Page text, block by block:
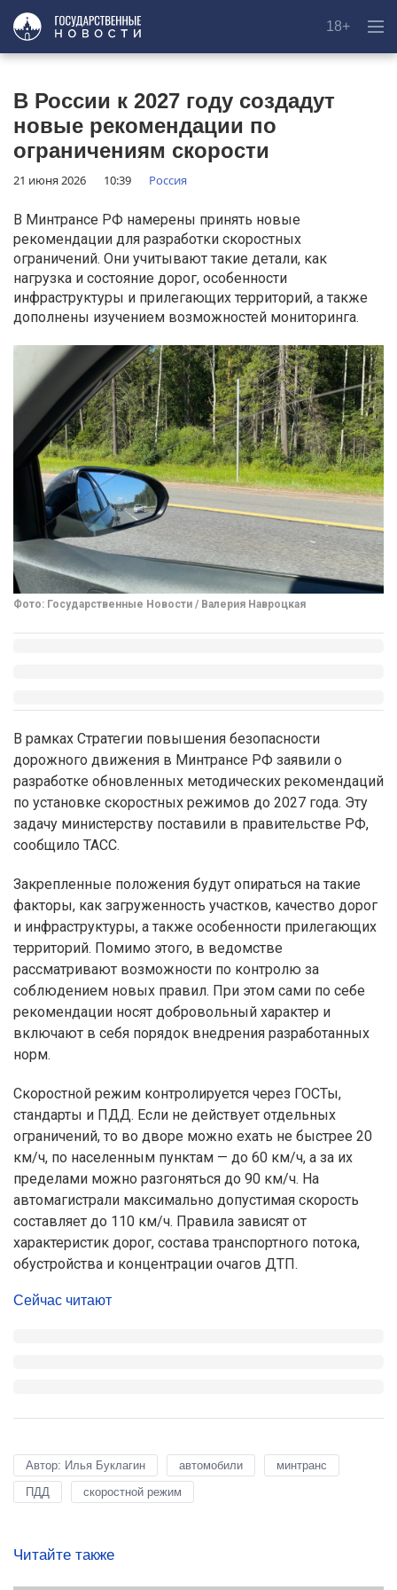
18+
В России к 2027 году создадут
новые рекомендации по
ограничениям скорости
21 июня 2026 10:39 Россия
В Минтрансе РФ намерены принять новые
рекомендации для разработки скоростных
ограничений. Они учитывают такие детали, как
нагрузка и состояние дорог, особенности
инфраструктуры и прилегающих территорий, а также
дополнены изучением возможностей мониторинга.
Фото: Государственные Новости / Валерия Навроцкая
В рамках Стратегии повышения безопасности
дорожного движения в Минтрансе РФ заявили о
разработке обновленных методических рекомендаций
по установке скоростных режимов до 2027 года. Эту
задачу министерству поставили в правительстве РФ,
сообщило ТАСС.
Закрепленные положения будут опираться на такие
факторы, как загруженность участков, качество дорог
и инфраструктуры, а также особенности прилегающих
территорий. Помимо этого, в ведомстве
рассматривают возможности по контролю за
соблюдением новых правил. При этом сами по себе
рекомендации носят добровольный характер и
включают в себя порядок внедрения разработанных
норм.
Скоростной режим контролируется через ГОСТы,
стандарты и ПДД. Если не действует отдельных
ограничений, то во дворе можно ехать не быстрее 20
км/ч, по населенным пунктам — до 60 км/ч, а за их
пределами можно разгоняться до 90 км/ч. На
автомагистрали максимально допустимая скорость
составляет до 110 км/ч. Правила зависят от
характеристик дорог, состава транспортного потока,
обустройства и концентрации очагов ДТП.
Сейчас читают
Автор: Илья Буклагин автомобили
минтранс
ПДД
скоростной режим
Читайте также